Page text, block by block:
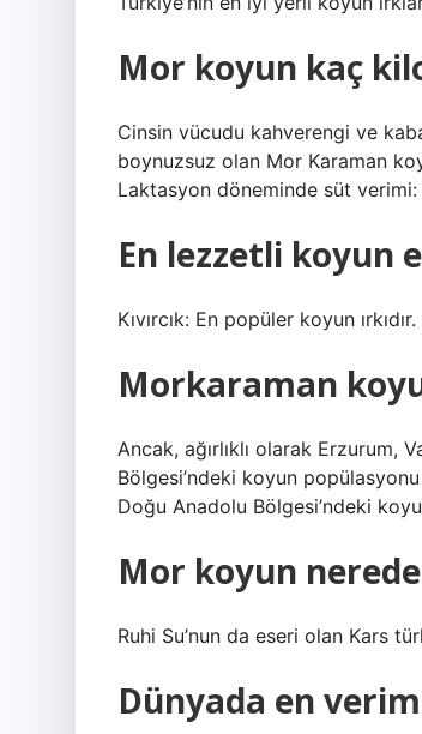
Mor koyun kaç
Cinsin vücudu kahverengi ve
boynuzsuz olan Mor Karaman
Laktasyon döneminde süt verimi:
En lezzetli koyun
Kıvırcık: En popüler koyun
Morkaraman
Ancak, ağırlıklı olarak Erzurum,
Bölgesi’ndeki koyun
Doğu Anadolu Bölgesi’ndeki
Mor koyun
Ruhi Su’nun da eseri olan Kars
Dünyada en